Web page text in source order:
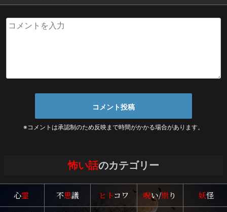
※コメントは承認制のため反映まで時間がかかる場合があります。
怖い話のカテゴリー
心霊 不思議 ヒトコワ 呪い/祟り 妖怪